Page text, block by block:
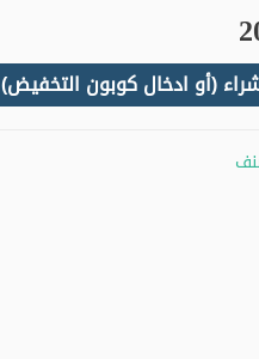
(أو ادخال كوبون التخفيض)